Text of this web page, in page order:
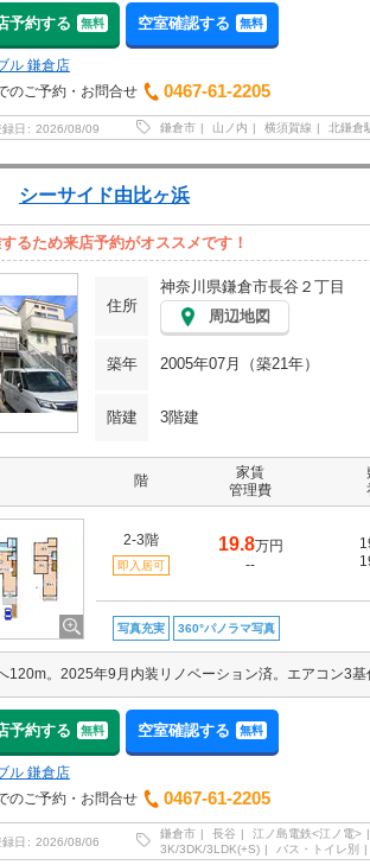
予約する 無料 空室確認する 無料
ル 鎌倉店
のご予約・お問合せ
0467-61-2205
日 2026/08/09 鎌倉市 山ノ内 横須賀線 北鎌倉
シーサイド由比ヶ浜
るため来店予約がオススメです！
住所
神奈川県鎌倉市長谷２丁目
周辺地図
築年 2005年07月（築21年）
階建 3階建
階
家賃
管理費
2-3階
即入居可
19.8万円
--
写真充実 360°パノラマ写真
予約する 無料 空室確認する 無料
ル 鎌倉店
のご予約・お問合せ
0467-61-2205
日 2026/08/06
鎌倉市 長谷 江ノ島電鉄<江ノ電>
3K/3DK/3LDK(+S)
バス・トイレ別